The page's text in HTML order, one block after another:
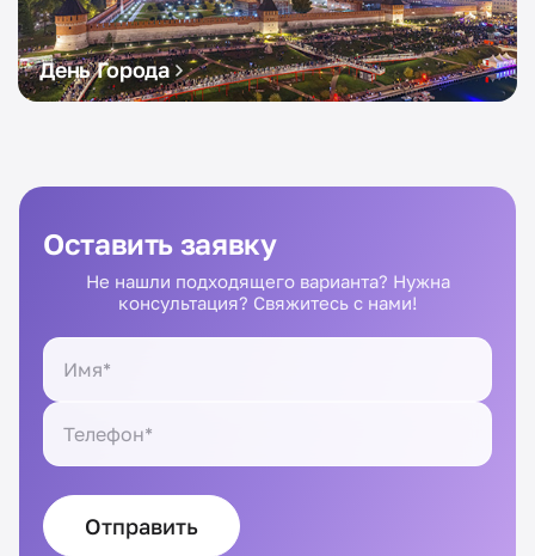
День Города
Оставить заявку
Не нашли подходящего варианта? Нужна
консультация? Свяжитесь с нами!
Отправить